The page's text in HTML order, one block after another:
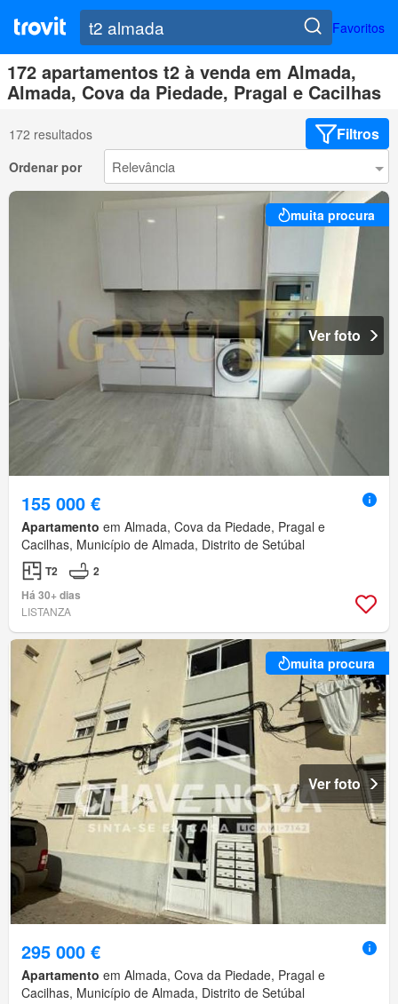
Favoritos
172 apartamentos t2 à venda em Almada,
Almada, Cova da Piedade, Pragal e Cacilhas
172 resultados Filtros
Ordenar por
muita procura
Ver foto
155 000 €
Apartamento em Almada, Cova da Piedade, Pragal e
Cacilhas, Município de Almada, Distrito de Setúbal
T2
2
Há 30+ dias
LISTANZA
muita procura
Ver foto
295 000 €
Apartamento em Almada, Cova da Piedade, Pragal e
Cacilhas, Município de Almada, Distrito de Setúbal